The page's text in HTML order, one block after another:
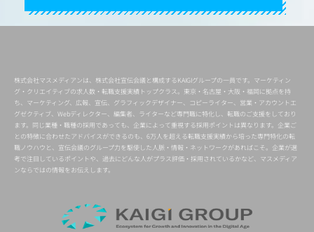
株式会社マスメディアンは、株式会社宣伝会議と構成するKAIGIグループの一員です。マーケティン
グ・クリエイティブの求人数・転職支援実績トップクラス。東京・名古屋・大阪・福岡に拠点を持
ち、マーケティング、広報、宣伝、グラフィックデザイナー、コピーライター、営業・アカウントエ
グゼクティブ、Webディレクター、編集者、ライターなど専門職に特化し、転職のご支援をしており
ます。同じ業種・職種の採用であっても、企業によって重視する採用ポイントは異なります。企業ご
との特徴に合わせたアドバイスができるのも、6万人を超える転職支援実績から培った専門特化の転
職ノウハウと、宣伝会議のグループ力を駆使した人脈・情報・ネットワークがあればこそ。企業が選
考で注目しているポイントや、過去にどんな人がプラス評価・採用されているかなど、マスメディア
ンならではの情報をお伝えします。